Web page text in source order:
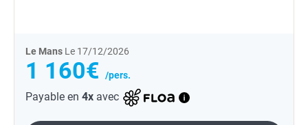
Le Mans Le 17/12/2026
1 160€ /pers.
Payable en 4x avec